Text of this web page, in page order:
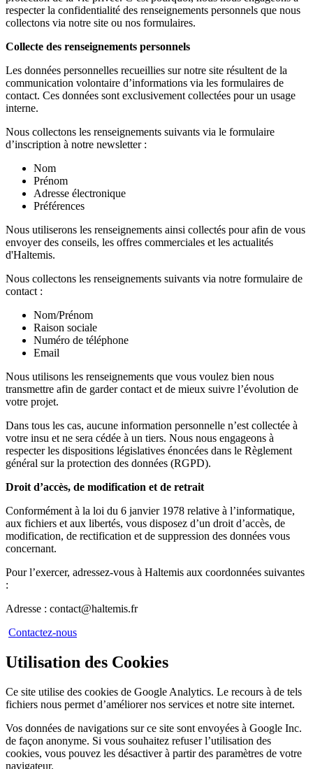
respecter la confidentialité des renseignements personnels que nous
collectons via notre site ou nos formulaires.
Collecte des renseignements personnels
Les données personnelles recueillies sur notre site résultent de la
communication volontaire d’informations via les formulaires de
contact. Ces données sont exclusivement collectées pour un usage
interne.
Nous collectons les renseignements suivants via le formulaire
d’inscription à notre newsletter :
Nom
Prénom
Adresse électronique
Préférences
Nous utiliserons les renseignements ainsi collectés pour afin de vous
envoyer des conseils, les offres commerciales et les actualités
d'Haltemis.
Nous collectons les renseignements suivants via notre formulaire de
contact :
Nom/Prénom
Raison sociale
Numéro de téléphone
Email
Nous utilisons les renseignements que vous voulez bien nous
transmettre afin de garder contact et de mieux suivre l’évolution de
votre projet.
Dans tous les cas, aucune information personnelle n’est collectée à
votre insu et ne sera cédée à un tiers. Nous nous engageons à
respecter les dispositions législatives énoncées dans le Règlement
général sur la protection des données (RGPD).
Droit d’accès, de modification et de retrait
Conformément à la loi du 6 janvier 1978 relative à l’informatique,
aux fichiers et aux libertés, vous disposez d’un droit d’accès, de
modification, de rectification et de suppression des données vous
concernant.
Pour l’exercer, adressez-vous à Haltemis aux coordonnées suivantes
:
Adresse : contact@haltemis.fr
Contactez-nous
Utilisation des Cookies
Ce site utilise des cookies de Google Analytics. Le recours à de tels
fichiers nous permet d’améliorer nos services et notre site internet.
Vos données de navigations sur ce site sont envoyées à Google Inc.
de façon anonyme. Si vous souhaitez refuser l’utilisation des
cookies, vous pouvez les désactiver à partir des paramètres de votre
navigateur.